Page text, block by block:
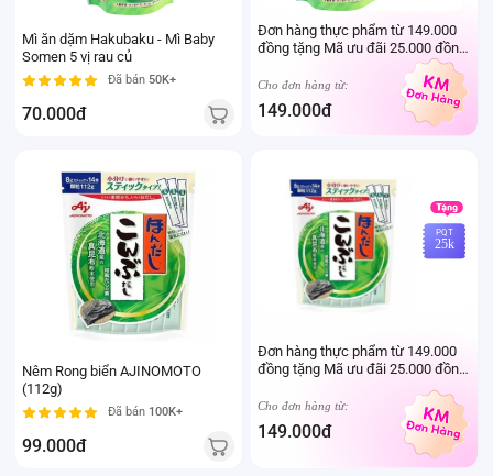
Mì ăn dặm Hakubaku - Mì Baby
Somen 5 vị rau củ
Đã bán 50K+
70.000đ
Đơn hàng thực phẩm từ 149.000
đồng tặng Mã ưu đãi 25.000 đồng
mua sản phẩm Thực phẩm Ivenet
bất kỳ (Trừ sản phẩm sữa thay thể
sữa mẹ cho trẻ dưới 24 tháng tuổi)
Cho đơn hàng từ:
149.000đ
Nêm Rong biển AJINOMOTO
(112g)
Đã bán 100K+
99.000đ
PQT
25k
Đơn hàng thực phẩm từ 149.000
đồng tặng Mã ưu đãi 25.000 đồng
mua sản phẩm Thực phẩm Ivenet
bất kỳ (Trừ sản phẩm sữa thay thể
sữa mẹ cho trẻ dưới 24 tháng tuổi)
Cho đơn hàng từ:
149.000đ